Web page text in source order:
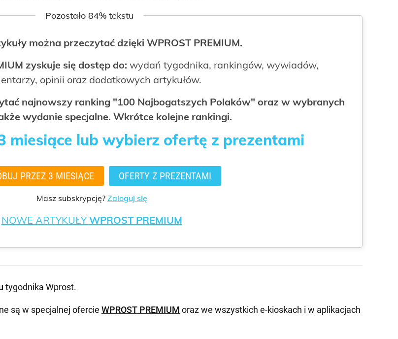
Pozostało 84% tekstu
można przeczytać dzięki WPROST PREMIUM.
zyskuje się dostęp do: wydań tygodnika, rankingów, wywiadów,
opinii oraz dodatkowych artykułów.
najnowszy ranking "100 Najbogatszych Polaków" oraz w wybranych
wydanie specjalne. Wkrótce kolejne rankingi.
miesiące lub wybierz ofertę z prezentami
PRZEZ 3 MIESIĄCE OFERTY Z PREZENTAMI
Masz subskrypcję? Zaloguj się
NOWE ARTYKUŁYWPROST PREMIUM
tygodnika Wprost.
są w specjalnej ofercie WPROST PREMIUM oraz we wszystkich e-kioskach i w aplikacjach